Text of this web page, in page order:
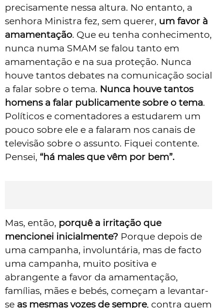
precisamente nessa altura. No entanto, a
senhora Ministra fez, sem querer, um favor à
amamentação. Que eu tenha conhecimento,
nunca numa SMAM se falou tanto em
amamentação e na sua proteção. Nunca
houve tantos debates na comunicação social
a falar sobre o tema. Nunca houve tantos
homens a falar publicamente sobre o tema.
Políticos e comentadores a estudarem um
pouco sobre ele e a falaram nos canais de
televisão sobre o assunto. Fiquei contente.
Pensei, “há males que vêm por bem”.
Mas, então, porquê a irritação que
mencionei inicialmente? Porque depois de
uma campanha, involuntária, mas de facto
uma campanha, muito positiva e
abrangente a favor da amamentação,
famílias, mães e bebés, começam a levantar-
se as mesmas vozes de sempre, contra quem